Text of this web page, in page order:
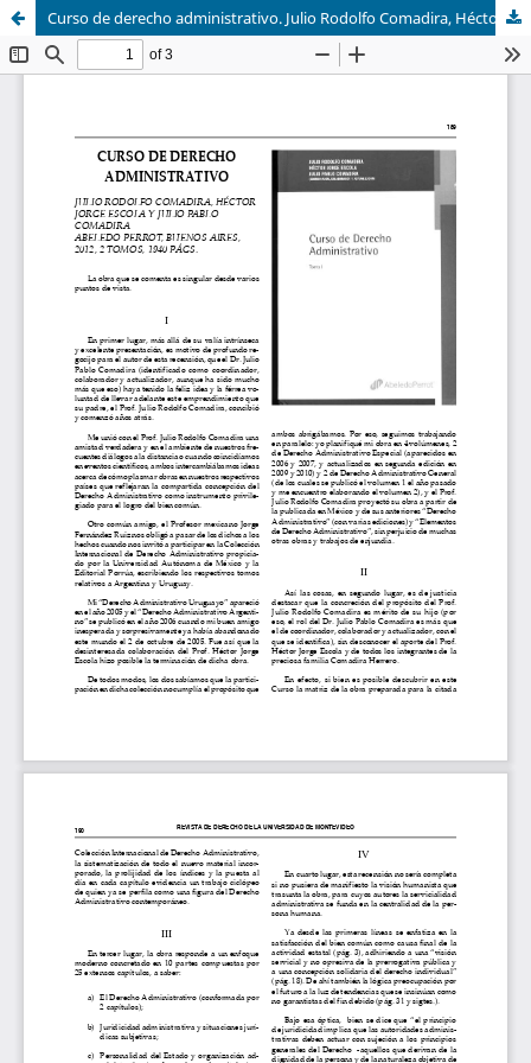
Curso de derecho administrativo. Julio Rodolfo Comadira, Héctor Jorge Escola y Julio Pablo Comadira. Abeledo Perrot, Buenos Aires, 2012, 2 Tomos, 1940 Págs.